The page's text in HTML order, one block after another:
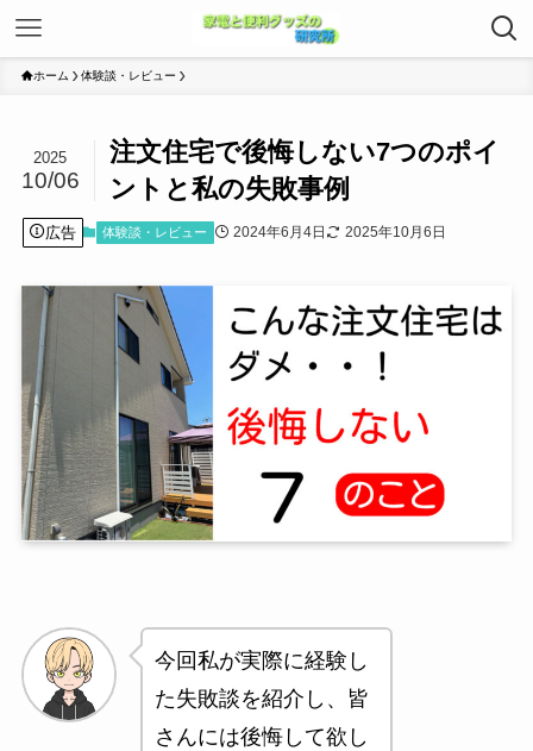
ホーム 体験談・レビュー
注文住宅で後悔しない7つのポイ
ントと私の失敗事例
2025
10/06
広告 体験談・レビュー 2024年6月4日 2025年10月6日
今回私が実際に経験し
た失敗談を紹介し、皆
さんには後悔して欲し